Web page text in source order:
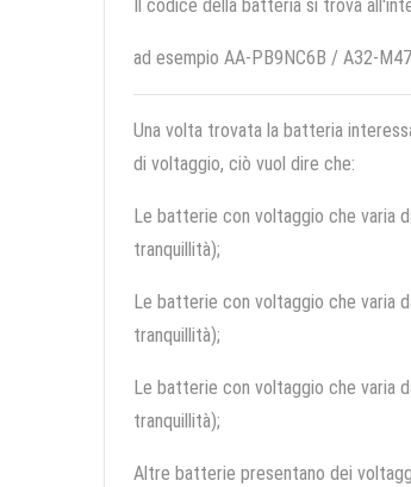
Il codice della batteria si trova
ad esempio AA-PB9NC6B / A32-
Una volta trovata la batteria
di voltaggio, ciò vuol dire che:
Le batterie con voltaggio che varia
tranquillità);
Le batterie con voltaggio che varia
tranquillità);
Le batterie con voltaggio che varia
tranquillità);
Altre batterie presentano dei